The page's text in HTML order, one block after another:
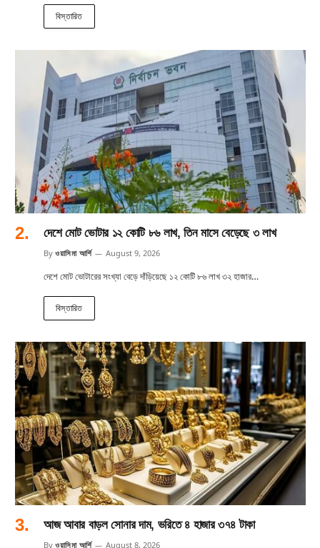
বিস্তারিত
দেশে মোট ভোটার ১২ কোটি ৮৬ লাখ, তিন মাসে বেড়েছে ৩ লাখ
By ওয়াসিমা আর্শি August 9, 2026
দেশে মোট ভোটারের সংখ্যা বেড়ে দাঁড়িয়েছে ১২ কোটি ৮৬ লাখ ৩২ হাজার…
বিস্তারিত
আজ আবার বাড়ল সোনার দাম, ভরিতে ৪ হাজার ৩৭৪ টাকা
By ওয়াসিমা আর্শি August 8, 2026